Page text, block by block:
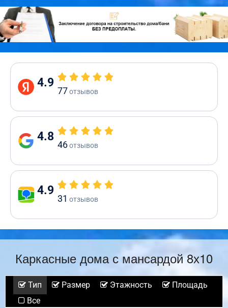
4.9
77отзывов
4.8
46отзывов
4.9
31 отзывов
Каркасные дома с мансардой 8х10
Тип Размер Этажность
Площадь
Все